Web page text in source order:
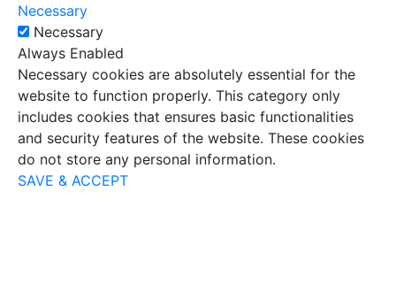
Necessary
Necessary
Always Enabled
Necessary cookies are absolutely essential for the
website to function properly. This category only
includes cookies that ensures basic functionalities
and security features of the website. These cookies
do not store any personal information.
SAVE & ACCEPT